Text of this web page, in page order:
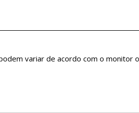
variar de acordo com o